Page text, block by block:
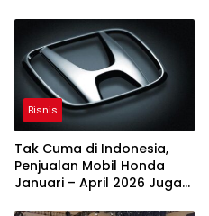
Bisnis
Tak Cuma di Indonesia,
Penjualan Mobil Honda
Januari – April 2026 Juga